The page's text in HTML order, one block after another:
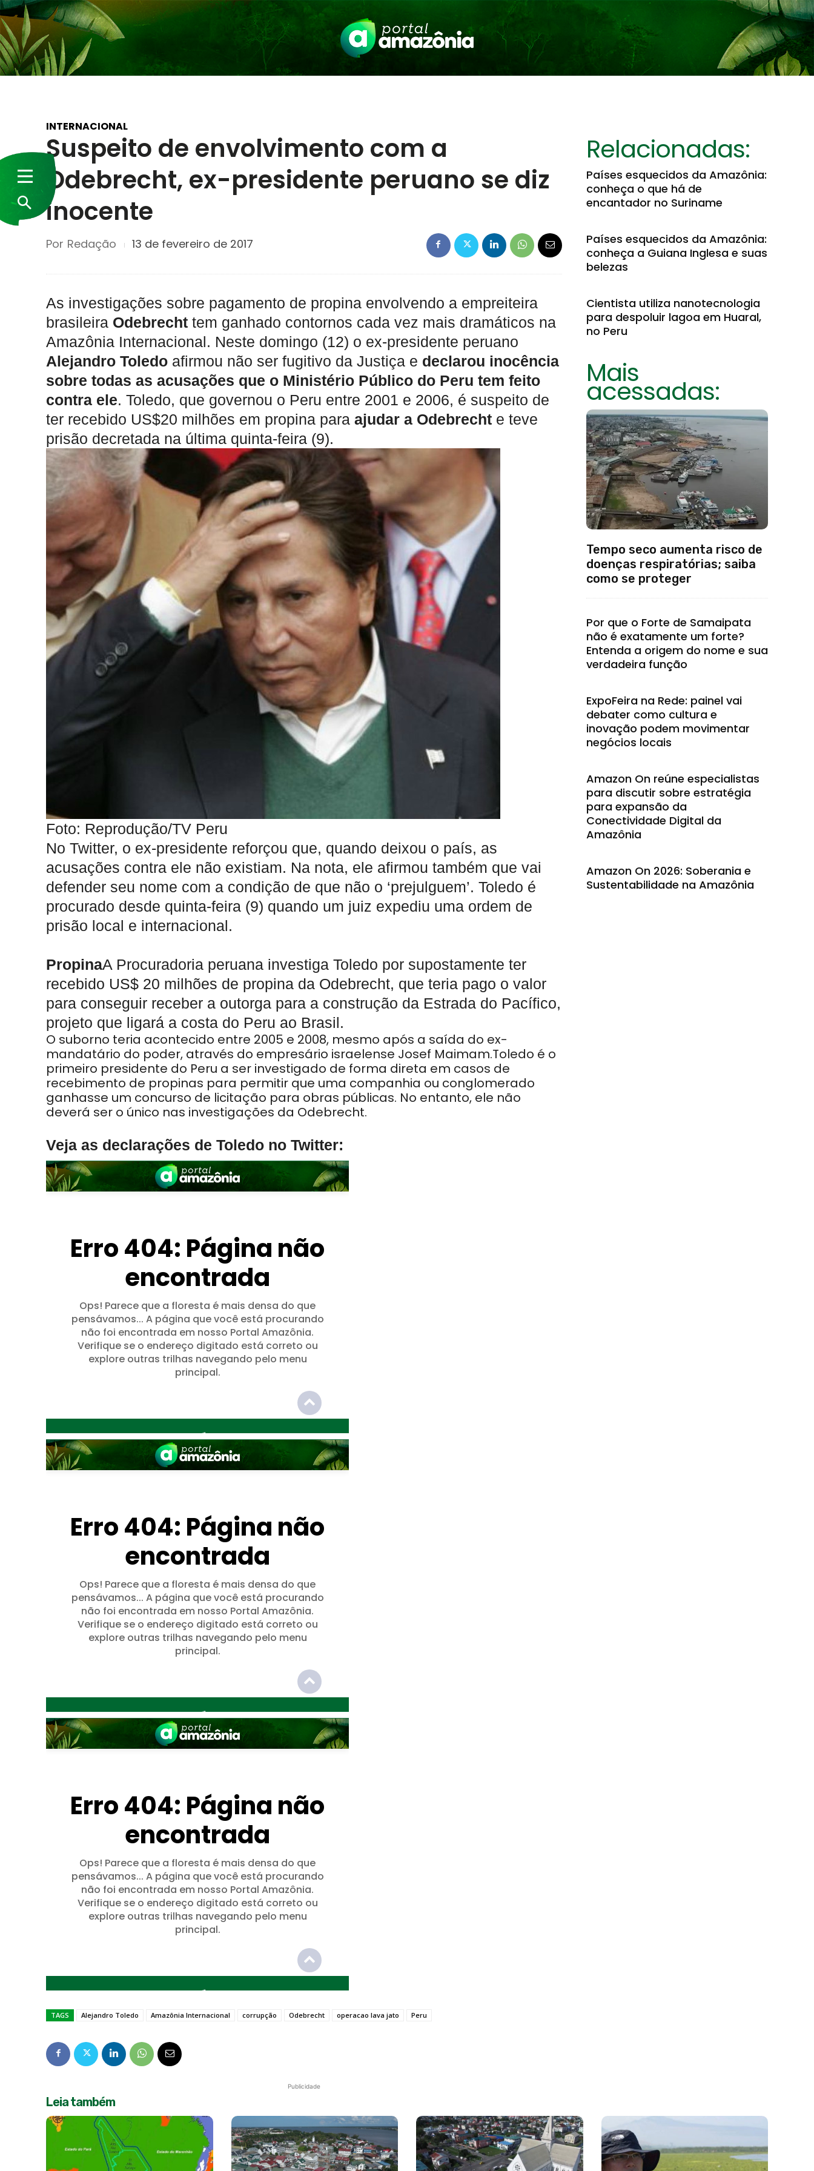
INTERNACIONAL
Suspeito de envolvimento com a
Odebrecht, ex-presidente peruano se diz
inocente
Por Redação 13 de fevereiro de 2017
As investigações sobre pagamento de propina envolvendo a empreiteira
brasileira Odebrecht tem ganhado contornos cada vez mais dramáticos na
Amazônia Internacional. Neste domingo (12) o ex-presidente peruano
Alejandro Toledo afirmou não ser fugitivo da Justiça e declarou inocência
sobre todas as acusações que o Ministério Público do Peru tem feito
contra ele. Toledo, que governou o Peru entre 2001 e 2006, é suspeito de
ter recebido US$20 milhões em propina para ajudar a Odebrecht e teve
prisão decretada na última quinta-feira (9).
Foto: Reprodução/TV Peru
No Twitter, o ex-presidente reforçou que, quando deixou o país, as
acusações contra ele não existiam. Na nota, ele afirmou também que vai
defender seu nome com a condição de que não o ‘prejulguem’. Toledo é
procurado desde quinta-feira (9) quando um juiz expediu uma ordem de
prisão local e internacional.
PropinaA Procuradoria peruana investiga Toledo por supostamente ter
recebido US$ 20 milhões de propina da Odebrecht, que teria pago o valor
para conseguir receber a outorga para a construção da Estrada do Pacífico,
projeto que ligará a costa do Peru ao Brasil.
O suborno teria acontecido entre 2005 e 2008, mesmo após a saída do ex-
mandatário do poder, através do empresário israelense Josef Maimam.Toledo é o
primeiro presidente do Peru a ser investigado de forma direta em casos de
recebimento de propinas para permitir que uma companhia ou conglomerado
ganhasse um concurso de licitação para obras públicas. No entanto, ele não
deverá ser o único nas investigações da Odebrecht.
Veja as declarações de Toledo no Twitter:
TAGS Alejandro Toledo Amazônia Internacional corrupção Odebrecht operacao lava jato Peru
Publicidade
Relacionadas:
Países esquecidos da Amazônia:
conheça o que há de
encantador no Suriname
Países esquecidos da Amazônia:
conheça a Guiana Inglesa e suas
belezas
Cientista utiliza nanotecnologia
para despoluir lagoa em Huaral,
no Peru
Mais
acessadas:
Tempo seco aumenta risco de
doenças respiratórias; saiba
como se proteger
Por que o Forte de Samaipata
não é exatamente um forte?
Entenda a origem do nome e sua
verdadeira função
ExpoFeira na Rede: painel vai
debater como cultura e
inovação podem movimentar
negócios locais
Amazon On reúne especialistas
para discutir sobre estratégia
para expansão da
Conectividade Digital da
Amazônia
Amazon On 2026: Soberania e
Sustentabilidade na Amazônia
Leia também